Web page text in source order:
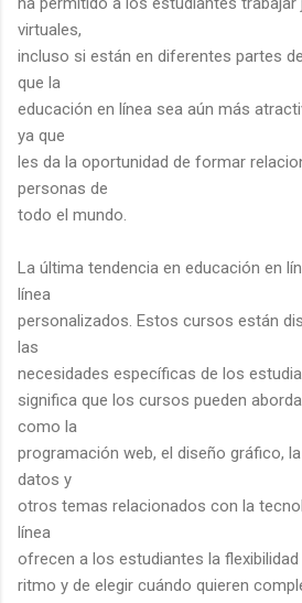
virtuales,
incluso si están en diferentes partes
que la
educación en línea sea aún más
ya que
les da la oportunidad de formar
personas de
todo el mundo.
La última tendencia en educación en
línea
personalizados. Estos cursos están
las
necesidades específicas de los
significa que los cursos pueden
como la
programación web, el diseño gráfico,
datos y
otros temas relacionados con la
línea
ofrecen a los estudiantes la
ritmo y de elegir cuándo quieren